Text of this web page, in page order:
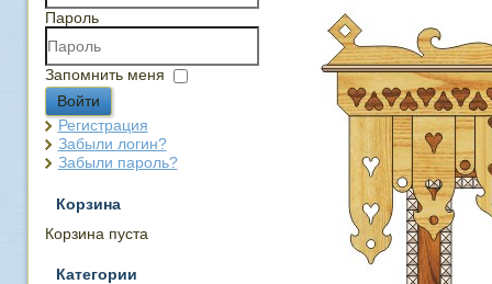
Пароль
Запомнить меня
Войти
Регистрация
Забыли логин?
Забыли пароль?
Корзина
Корзина пуста
Категории